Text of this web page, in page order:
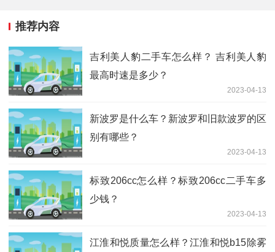
推荐内容
吉利美人豹二手车怎么样？ 吉利美人豹
最高时速是多少？
2023-04-13
新波罗是什么车？新波罗和旧款波罗的区
别有哪些？
2023-04-13
标致206cc怎么样？标致206cc二手车多
少钱？
2023-04-13
江淮和悦质量怎么样？江淮和悦b15除雾